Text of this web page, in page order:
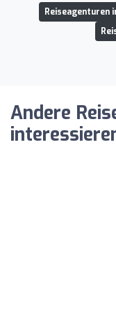
Reiseagenturen
Andere